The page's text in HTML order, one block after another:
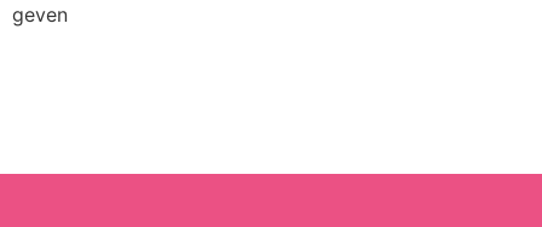
geven